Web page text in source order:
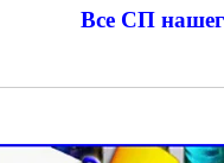
Все СП